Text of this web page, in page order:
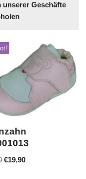
Geschäfte
€19,90